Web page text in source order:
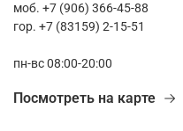
моб. +7 (906) 366-45-88
гор. +7 (83159) 2-15-51
пн-вс 08:00-20:00
Посмотреть на карте